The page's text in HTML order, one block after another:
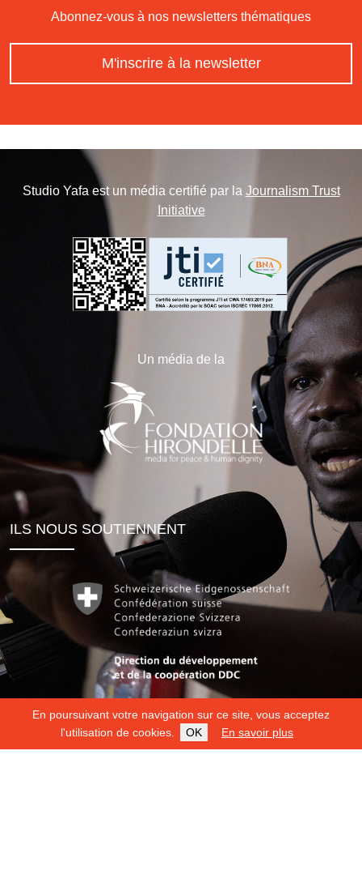
En poursuivant votre navigation sur ce site, vous acceptez
l'utilisation de cookies.
OK En savoir plus
Abonnez-vous à nos newsletters thématiques
M'inscrire à la newsletter
Studio Yafa est un média certifié par la Journalism Trust
Initiative
Un média de la
ILS NOUS SOUTIENNENT